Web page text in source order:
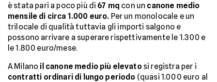
è stata pari a poco più di 67 mq con un canone medio
mensile di circa 1.000 euro. Per un monolocale e un
trilocale di qualità tuttavia gli importi salgono e
possono arrivare a superare rispettivamente le 1.300 e
le 1.800 euro/mese.
A Milano il canone medio più elevatosi registra per i
contratti ordinari di lungo periodo (quasi 1.000 euro al